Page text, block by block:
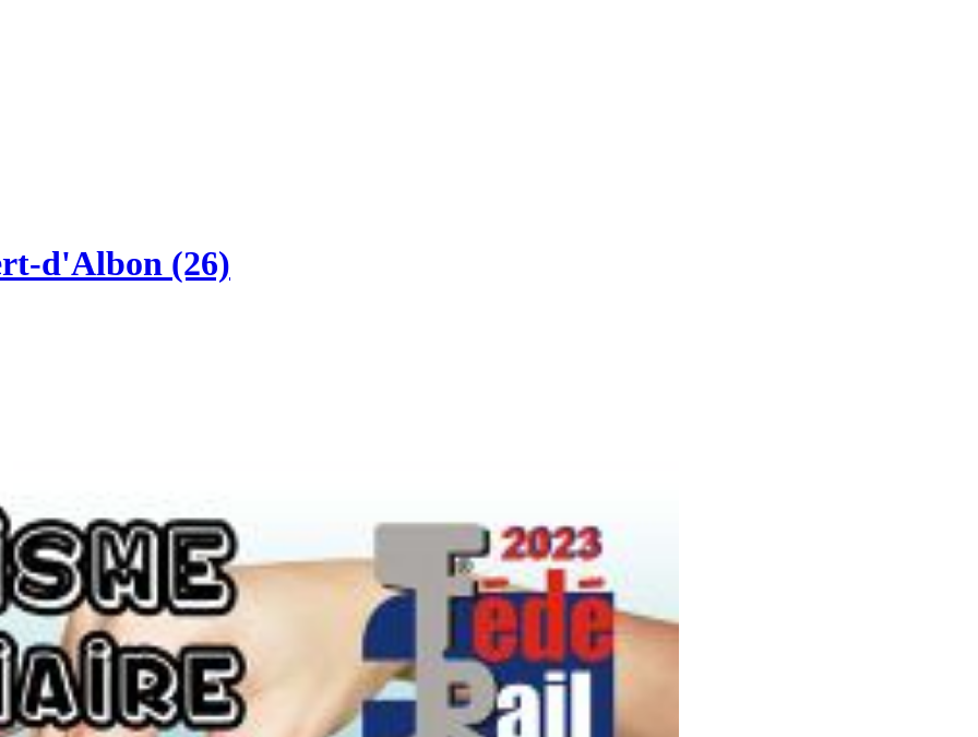
d'Albon (26)